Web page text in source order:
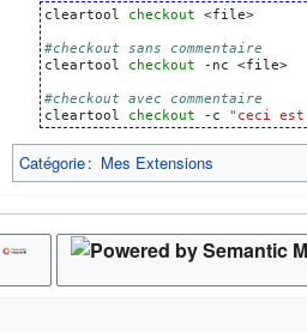
cleartool checkout <file>
#checkout sans commentaire
cleartool
checkout -nc <file>
#checkout avec commentaire
cleartool
checkout -c "ceci est
Catégorie: Mes Extensions